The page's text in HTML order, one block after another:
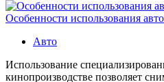
Особенности использования
Авто
Использование
кинопроизводстве позволяет